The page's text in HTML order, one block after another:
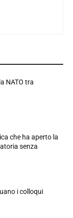
NATO tra
che ha aperto la
senza
i colloqui